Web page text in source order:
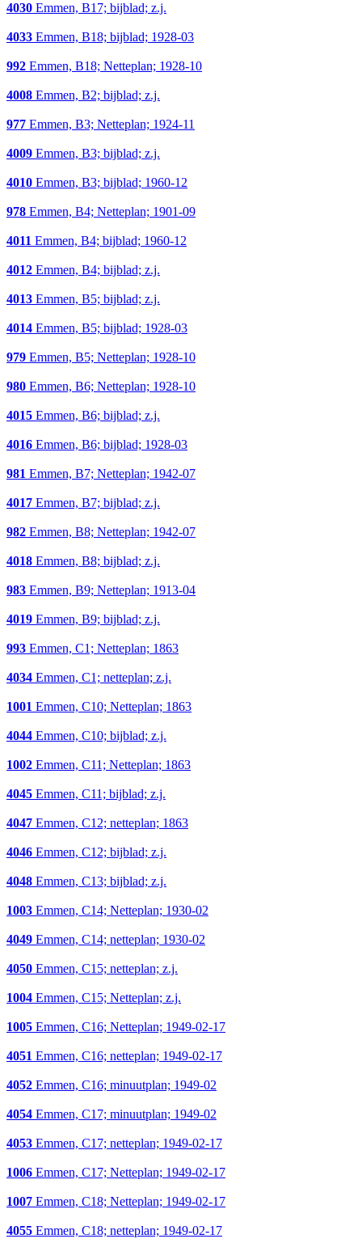
4030 Emmen, B17; bijblad; z.j.
4033 Emmen, B18; bijblad; 1928-03
992 Emmen, B18; Netteplan; 1928-10
4008 Emmen, B2; bijblad; z.j.
977 Emmen, B3; Netteplan; 1924-11
4009 Emmen, B3; bijblad; z.j.
4010 Emmen, B3; bijblad; 1960-12
978 Emmen, B4; Netteplan; 1901-09
4011 Emmen, B4; bijblad; 1960-12
4012 Emmen, B4; bijblad; z.j.
4013 Emmen, B5; bijblad; z.j.
4014 Emmen, B5; bijblad; 1928-03
979 Emmen, B5; Netteplan; 1928-10
980 Emmen, B6; Netteplan; 1928-10
4015 Emmen, B6; bijblad; z.j.
4016 Emmen, B6; bijblad; 1928-03
981 Emmen, B7; Netteplan; 1942-07
4017 Emmen, B7; bijblad; z.j.
982 Emmen, B8; Netteplan; 1942-07
4018 Emmen, B8; bijblad; z.j.
983 Emmen, B9; Netteplan; 1913-04
4019 Emmen, B9; bijblad; z.j.
993 Emmen, C1; Netteplan; 1863
4034 Emmen, C1; netteplan; z.j.
1001 Emmen, C10; Netteplan; 1863
4044 Emmen, C10; bijblad; z.j.
1002 Emmen, C11; Netteplan; 1863
4045 Emmen, C11; bijblad; z.j.
4047 Emmen, C12; netteplan; 1863
4046 Emmen, C12; bijblad; z.j.
4048 Emmen, C13; bijblad; z.j.
1003 Emmen, C14; Netteplan; 1930-02
4049 Emmen, C14; netteplan; 1930-02
4050 Emmen, C15; netteplan; z.j.
1004 Emmen, C15; Netteplan; z.j.
1005 Emmen, C16; Netteplan; 1949-02-17
4051 Emmen, C16; netteplan; 1949-02-17
4052 Emmen, C16; minuutplan; 1949-02
4054 Emmen, C17; minuutplan; 1949-02
4053 Emmen, C17; netteplan; 1949-02-17
1006 Emmen, C17; Netteplan; 1949-02-17
1007 Emmen, C18; Netteplan; 1949-02-17
4055 Emmen, C18; netteplan; 1949-02-17